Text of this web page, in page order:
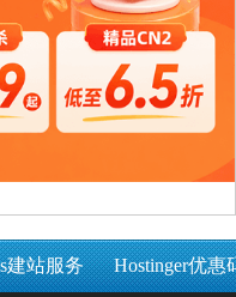
建站服务 Hostinger优惠